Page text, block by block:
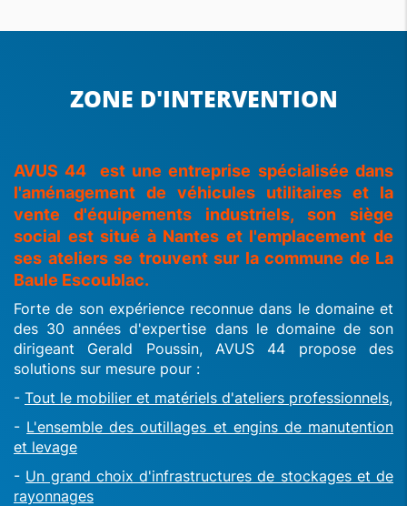
ZONE D'INTERVENTION
AVUS 44 est une entreprise spécialisée dans
l'aménagement de véhicules utilitaires et la
vente d'équipements industriels, son siège
social est situé à Nantes et l'emplacement de
ses ateliers se trouvent sur la commune de La
Baule Escoublac.
Forte de son expérience reconnue dans le domaine et
des 30 années d'expertise dans le domaine de son
dirigeant Gerald Poussin, AVUS 44 propose des
solutions sur mesure pour :
- Tout le mobilier et matériels d'ateliers professionnels,
- L'ensemble des outillages et engins de manutention
et levage
- Un grand choix d'infrastructures de stockages et de
rayonnages